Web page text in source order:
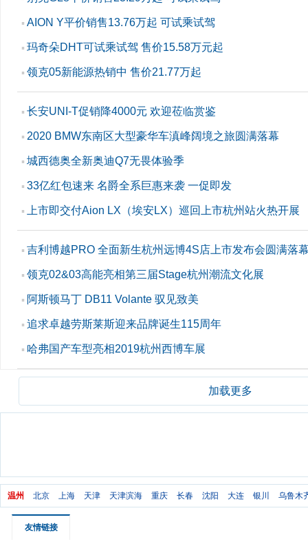
▪ AION Y平价销售13.76万起 可试乘试驾
▪ 玛奇朵DHT可试乘试驾 售价15.58万元起
▪ 领克05新能源热销中 售价21.77万起
▪ 长安UNI-T促销降4000元 欢迎莅临赏鉴
▪ 2020 BMW东南区大型豪华车滇峰阔境之旅圆满落幕
▪ 城西德奥全新奥迪Q7无畏体验季
▪ 33亿红包速来 名爵全系巨惠来袭 一促即发
▪ 上市即交付Aion LX（埃安LX）巡回上市杭州站火热开展
▪ 吉利博越PRO 全面新生杭州远博4S店上市发布会圆满落
▪ 领克02&03高能亮相第三届Stage杭州潮流文化展
▪ 阿斯顿马丁 DB11 Volante 驭见致美
▪ 追求卓越劳斯莱斯迎来品牌诞生115周年
▪ 哈弗国产车型亮相2019杭州西博车展
加载更多
温州 北京 上海 天津 天津滨海 重庆 长春 沈阳 大连 银川 乌鲁木
友情链接